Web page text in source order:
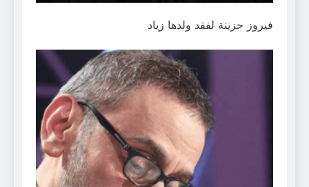
فيروز حزينة لفقد ولدها زياد